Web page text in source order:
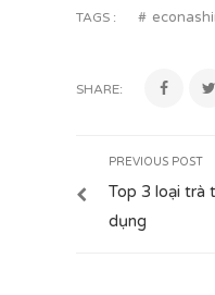
TAGS :
SHARE:
PREVIOUS POST
Top 3 loại trà
dụng